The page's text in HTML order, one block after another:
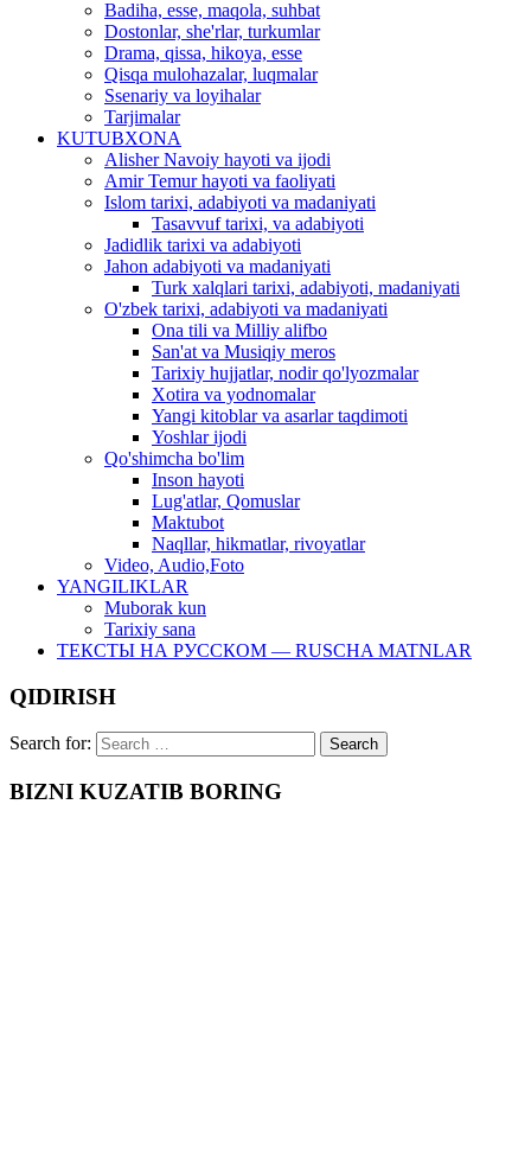
Badiha, esse, maqola, suhbat
Dostonlar, she'rlar, turkumlar
Drama, qissa, hikoya, esse
Qisqa mulohazalar, luqmalar
Ssenariy va loyihalar
Tarjimalar
KUTUBXONA
Alisher Navoiy hayoti va ijodi
Amir Temur hayoti va faoliyati
Islom tarixi, adabiyoti va madaniyati
Tasavvuf tarixi, va adabiyoti
Jadidlik tarixi va adabiyoti
Jahon adabiyoti va madaniyati
Turk xalqlari tarixi, adabiyoti, madaniyati
O'zbek tarixi, adabiyoti va madaniyati
Ona tili va Milliy alifbo
San'at va Musiqiy meros
Tarixiy hujjatlar, nodir qo'lyozmalar
Xotira va yodnomalar
Yangi kitoblar va asarlar taqdimoti
Yoshlar ijodi
Qo'shimcha bo'lim
Inson hayoti
Lug'atlar, Qomuslar
Maktubot
Naqllar, hikmatlar, rivoyatlar
Video, Audio,Foto
YANGILIKLAR
Muborak kun
Tarixiy sana
ТЕКСТЫ НА РУССКОМ — RUSCHA MATNLAR
QIDIRISH
Search for:
BIZNI KUZATIB BORING